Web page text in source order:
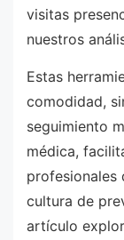
visitas
nuestros
Estas
comodidad,
seguimiento
médica,
profesionales
cultura de
artículo